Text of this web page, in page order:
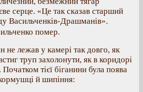
серце. «Це так сказав старший
Васильченків-Драшманів».
помер.
не лежав у камері так довго, як
труп захолонути, як в коридорі
тієї біганини була поява
й шипіння: